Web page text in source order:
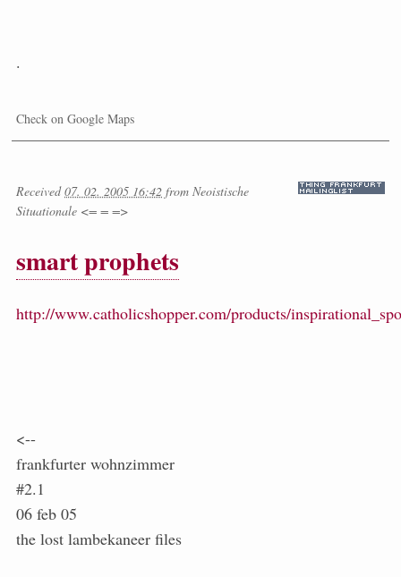
.
Check on Google Maps
Received07. 02. 2005 16:42 from Neoistische
Situationale <= = =>
smart prophets
http://www.catholicshopper.com/products/
<--
frankfurter wohnzimmer
#2.1
06 feb 05
the lost lambekaneer files